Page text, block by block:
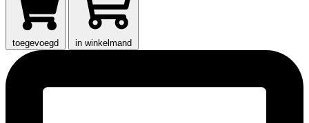
toegevoegd in winkelmand